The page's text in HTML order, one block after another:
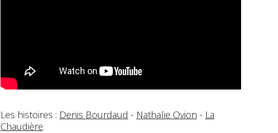
Les histoires : Denis Bourdaud - Nathalie Ovion - La
Chaudière.